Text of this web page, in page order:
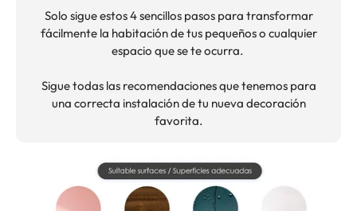
Solo sigue estos 4 sencillos pasos para transformar
fácilmente la habitación de tus pequeños o cualquier
espacio que se te ocurra.
Sigue todas las recomendaciones que tenemos para
una correcta instalación de tu nueva decoración
favorita.